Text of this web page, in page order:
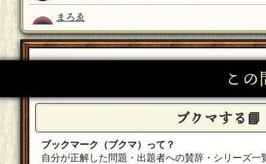
まろゑ
皆さま予め歓迎します。[20年11月10日 01:52]
こ
ブクマする📘
ブックマーク（ブクマ）って？
自分が正解した問題・出題者への賛辞・シリーズ一